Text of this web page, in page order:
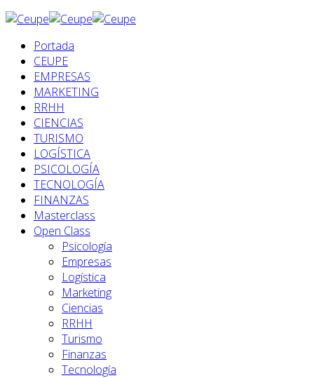
Portada
CEUPE
EMPRESAS
MARKETING
RRHH
CIENCIAS
TURISMO
LOGÍSTICA
PSICOLOGÍA
TECNOLOGÍA
FINANZAS
Masterclass
Open Class
Psicología
Empresas
Logística
Marketing
Ciencias
RRHH
Turismo
Finanzas
Tecnología